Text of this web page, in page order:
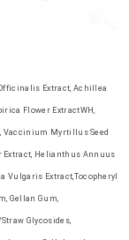
Extract, Achillea
Flower ExtractWH,
Vaccinium Myrtillus Seed
Extract, Helianthus Annuus
Vulgaris Extract,Tocopheryl
Gellan Gum,
Glycosides,